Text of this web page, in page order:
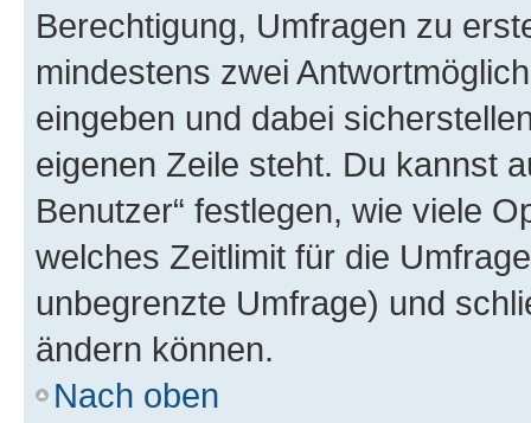
Berechtigung, Umfragen zu
mindestens zwei
eingeben und dabei
eigenen Zeile steht. Du kannst
Benutzer“ festlegen, wie viele
welches Zeitlimit für die
unbegrenzte Umfrage) und
ändern können.
Nach oben